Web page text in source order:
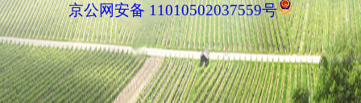
京公网安备 11010502037559号